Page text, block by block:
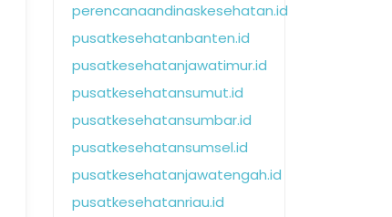
perencanaandinaskesehatan.id
pusatkesehatanbanten.id
pusatkesehatanjawatimur.id
pusatkesehatansumut.id
pusatkesehatansumbar.id
pusatkesehatansumsel.id
pusatkesehatanjawatengah.id
pusatkesehatanriau.id